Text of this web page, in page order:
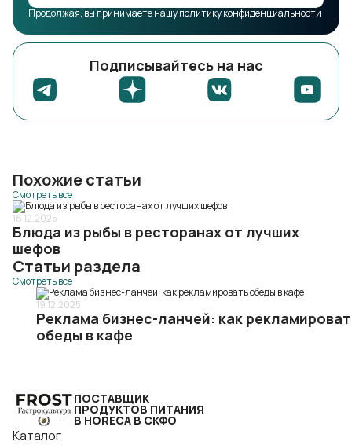
Продолжая, вы принимаете нашу политику конфиденциальности
Подписывайтесь на нас
Похожие статьи
Смотреть все
18.12.2025
Блюда из рыбы в ресторанах от лучших
шефов
Статьи раздела
Смотреть все
19.12.2025
Реклама бизнес-ланчей: как
обеды в кафе
ПОСТАВЩИК
ПРОДУКТОВ ПИТАНИЯ
В HORECA В СКФО
Каталог